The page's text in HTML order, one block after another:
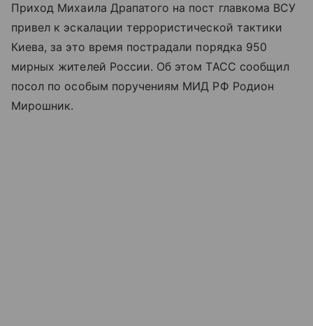
Приход Михаила Драпатого на пост главкома ВСУ
привел к эскалации террористической тактики
Киева, за это время пострадали порядка 950
мирных жителей России. Об этом ТАСС сообщил
посол по особым поручениям МИД РФ Родион
Мирошник.